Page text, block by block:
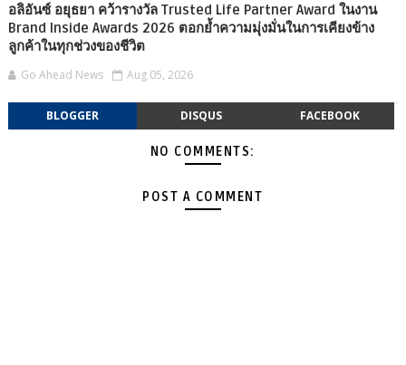
อลิอันซ์ อยุธยา คว้ารางวัล Trusted Life Partner Award ในงาน
Brand Inside Awards 2026 ตอกย้ำความมุ่งมั่นในการเคียงข้าง
ลูกค้าในทุกช่วงของชีวิต
Go Ahead News Aug 05, 2026
BLOGGER DISQUS FACEBOOK
NO COMMENTS:
POST A COMMENT